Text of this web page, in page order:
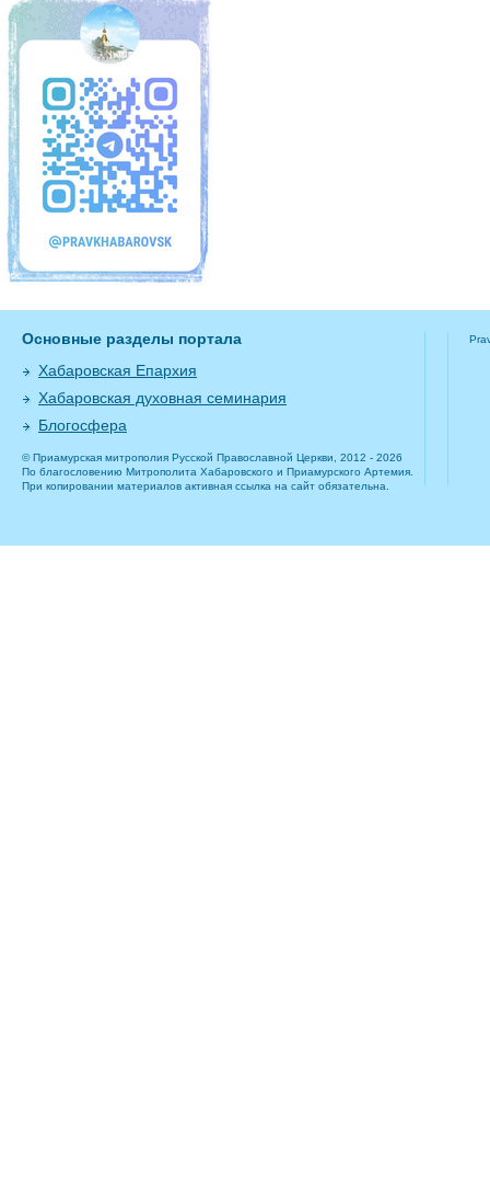
Основные разделы портала
Хабаровская Епархия
Хабаровская духовная семинария
Блогосфера
© Приамурская митрополия Русской Православной Церкви, 2012 - 2026
По благословению Митрополита Хабаровского и Приамурского Артемия.
При копировании материалов активная ссылка на сайт обязательна.